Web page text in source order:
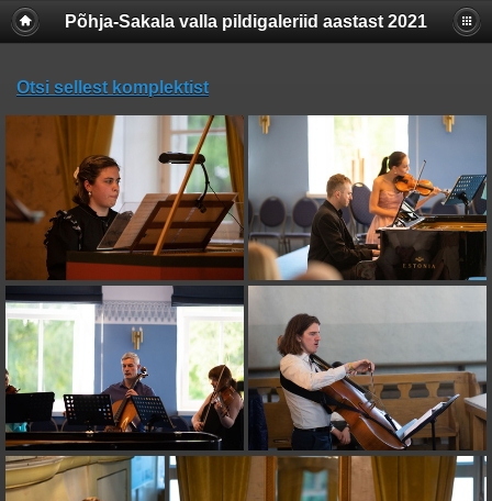
Põhja-Sakala valla pildigaleriid aastast 2021
Otsi sellest komplektist